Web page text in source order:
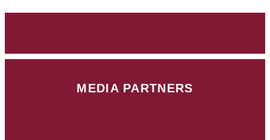
MEDIA PARTNERS